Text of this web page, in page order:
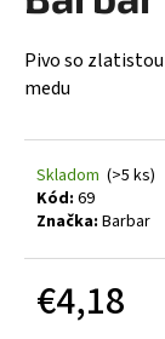
z
5
hviezdičiek.
Pivo so
medu
Skladom (>5 ks)
Kód: 69
Značka: Barbar
€4,18
j
s